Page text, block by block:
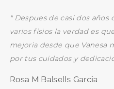
" Despues de casi dos
varios fisios la verdad es
mejoria desde que Vanesa
por tus cuidados y
Rosa M Balsells Garcia